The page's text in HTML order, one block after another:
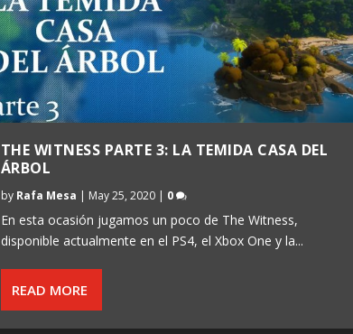
THE WITNESS PARTE 3: LA TEMIDA CASA DEL
ÁRBOL
by Rafa Mesa | May 25, 2020| 0
En esta ocasión jugamos un poco de The Witness,
disponible actualmente en el PS4, el Xbox One y la...
READ MORE